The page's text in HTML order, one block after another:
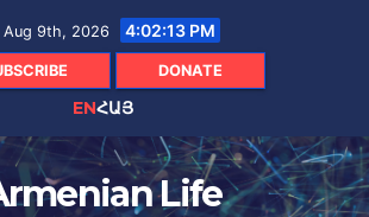
Aug 9th, 2026 4:02:14 PM
DONATE
ENՀԱՅ
Life